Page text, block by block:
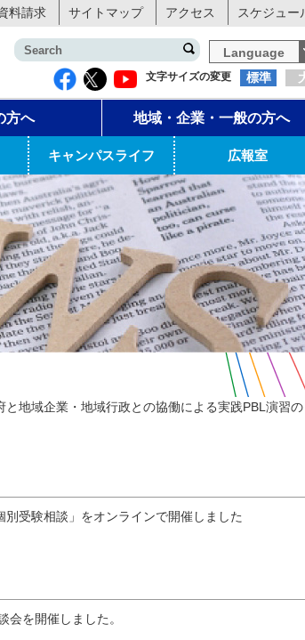
料請求 サイトマップ アクセス スケジュー
Language
文字サイズの変更 標準
方へ 地域・企業・一般の方へ
キャンパスライフ 広報室
と地域企業・地域行政との協働による実践PBL演習の
別受験相談」をオンラインで開催しました
会を開催しました。